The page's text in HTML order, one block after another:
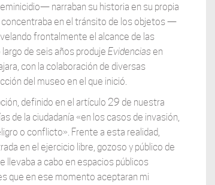
narraban su historia en su propia
concentraba en el tránsito de los objetos —
frontalmente el alcance de las
de seis años produje Evidenciasen
con la colaboración de diversas
del museo en el que inició.
definido en el artículo 29 de nuestra
de la ciudadanía «en los casos de invasión,
o conflicto». Frente a esta realidad,
en el ejercicio libre, gozoso y público de
a cabo en espacios públicos
que en ese momento aceptaran mi